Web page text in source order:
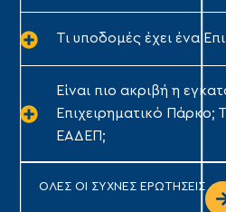
Τι υποδομές έχει ένα
Είναι πιο ακριβή η
Επιχειρηματικό Πάρκο;
ΕΑΔΕΠ;
ΟΛΕΣ ΟΙ ΣΥΧΝΕΣ ΕΡΩΤΗΣΕΙΣ